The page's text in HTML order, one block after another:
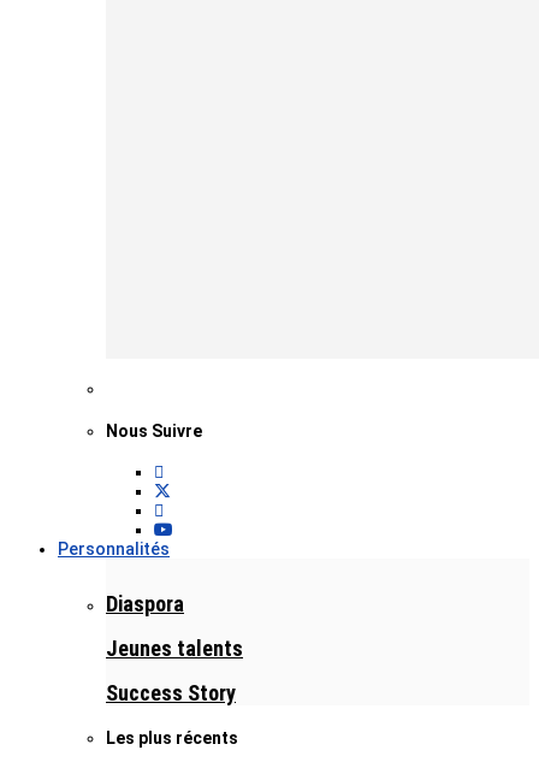
Nous Suivre
Personnalités
Diaspora
Jeunes talents
Success Story
Les plus récents